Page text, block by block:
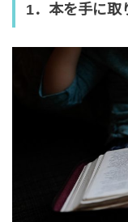
1．本を手に取